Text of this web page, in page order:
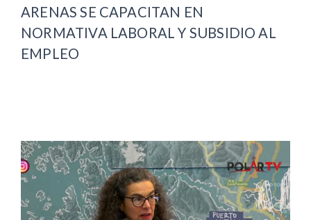
ARENAS SE CAPACITAN EN
NORMATIVA LABORAL Y SUBSIDIO AL
EMPLEO